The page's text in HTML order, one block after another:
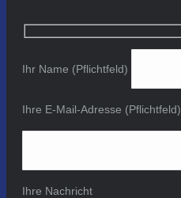
Ihr Name (Pflichtfeld)
Ihre E-Mail-Adresse (Pflichtfeld)
Ihre Nachricht